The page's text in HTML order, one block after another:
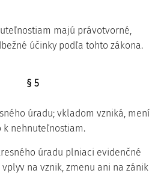
majú právotvorné,
účinky podľa tohto zákona.
§ 5
úradu; vkladom vzniká, mení
k nehnuteľnostiam.
úradu plniaci evidenčné
na vznik, zmenu ani na zánik